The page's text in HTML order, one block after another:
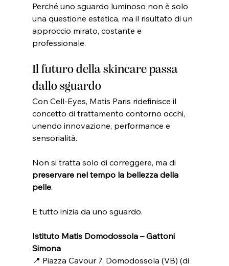
Perché uno sguardo luminoso non è solo
una questione estetica, ma il risultato di un
approccio mirato, costante e
professionale.
Il futuro della skincare passa
dallo sguardo
Con Cell-Eyes, Matis Paris ridefinisce il
concetto di trattamento contorno occhi,
unendo innovazione, performance e
sensorialità.
Non si tratta solo di correggere, ma di
preservare nel tempo la bellezza della
pelle.
E tutto inizia da uno sguardo.
Istituto Matis Domodossola – Gattoni
Simona
📍 Piazza Cavour 7, Domodossola (VB) (di